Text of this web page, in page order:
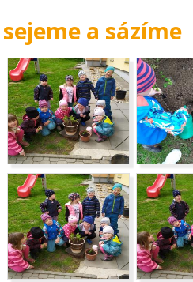
sejeme a sázíme